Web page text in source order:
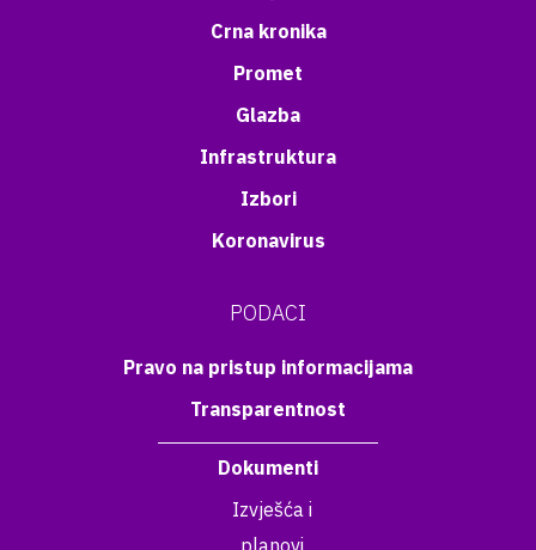
Crna kronika
Promet
Glazba
Infrastruktura
Izbori
Koronavirus
PODACI
Pravo na pristup informacijama
Transparentnost
Dokumenti
Izvješća i
planovi